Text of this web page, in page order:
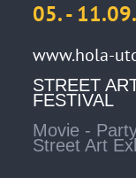
05. -
www.hola-
STREET
FESTIVAL
Movie -
Street Art